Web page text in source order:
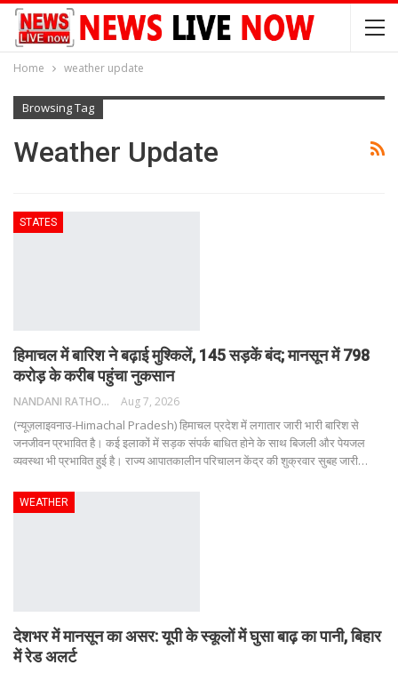
Home weather update
Browsing Tag
Weather Update
STATES
हिमाचल में बारिश ने बढ़ाई मुश्किलें, 145 सड़कें बंद; मानसून में 798
करोड़ के करीब पहुंचा नुकसान
NANDANI RATHORE Aug 7, 2026
(न्यूज़लाइवनाउ-Himachal Pradesh) हिमाचल प्रदेश में लगातार जारी भारी बारिश से
जनजीवन प्रभावित है। कई इलाकों में सड़क संपर्क बाधित होने के साथ बिजली और पेयजल
व्यवस्था भी प्रभावित हुई है। राज्य आपातकालीन परिचालन केंद्र की शुक्रवार सुबह जारी…
WEATHER
देशभर में मानसून का असर: यूपी के स्कूलों में घुसा बाढ़ का पानी, बिहार
में रेड अलर्ट